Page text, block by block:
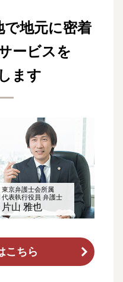
地元に密着
ービスを
ます
東京弁護士会所属
代表執行役員 弁護士
片山 雅也
こちら